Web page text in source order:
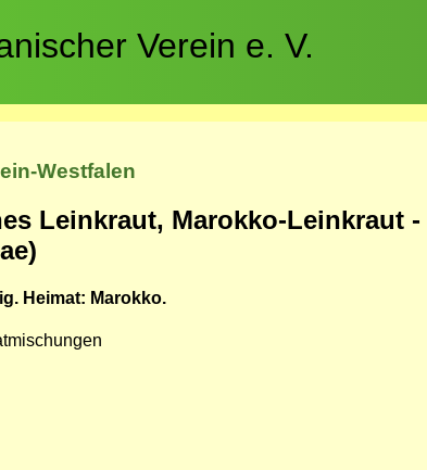
Verein e. V.
Westfalen
Leinkraut, Marokko-Leinkraut -
Heimat: Marokko.